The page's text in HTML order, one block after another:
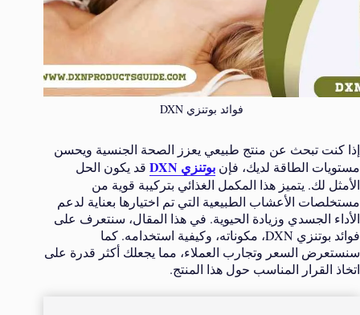
فوائد بوتنزي DXN
إذا كنت تبحث عن منتج طبيعي يعزز الصحة الجنسية ويحسن
مستويات الطاقة لديك، فإن بوتنزي DXN
قد يكون الحل
الأمثل لك. يتميز هذا المكمل الغذائي بتركيبة قوية من
مستخلصات الأعشاب الطبيعية التي تم اختيارها بعناية لدعم
الأداء الجسدي وزيادة الحيوية. في هذا المقال، سنتعرف على
فوائد بوتنزي DXN، مكوناته، وكيفية استخدامه. كما
سنستعرض السعر وتجارب العملاء، مما يجعلك أكثر قدرة على
اتخاذ القرار المناسب حول هذا المنتج.